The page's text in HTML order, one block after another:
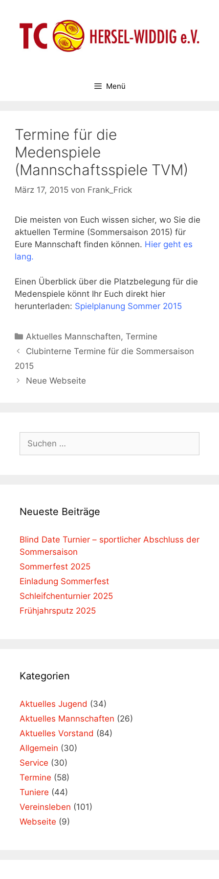
springen
Menü
Termine für die
Medenspiele
(Mannschaftsspiele TVM)
März 17, 2015 von Frank_Frick
Die meisten von Euch wissen sicher, wo Sie die
aktuellen Termine (Sommersaison 2015) für
Eure Mannschaft finden können. Hier geht es
lang.
Einen Überblick über die Platzbelegung für die
Medenspiele könnt Ihr Euch direkt hier
herunterladen: Spielplanung Sommer 2015
Kategorien
Aktuelles Mannschaften,Termine
Clubinterne Termine für die Sommersaison
2015
Neue Webseite
nach:
Neueste Beiträge
Blind Date Turnier – sportlicher Abschluss der
Sommersaison
Sommerfest 2025
Einladung Sommerfest
Schleifchenturnier 2025
Frühjahrsputz 2025
Kategorien
Aktuelles Jugend (34)
Aktuelles Mannschaften (26)
Aktuelles Vorstand (84)
Allgemein (30)
Service (30)
Termine (58)
Tuniere (44)
Vereinsleben (101)
Webseite (9)